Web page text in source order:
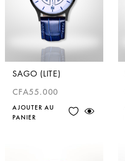
SAGO (LITE)
CFA55.000
AJOUTER AU
PANIER